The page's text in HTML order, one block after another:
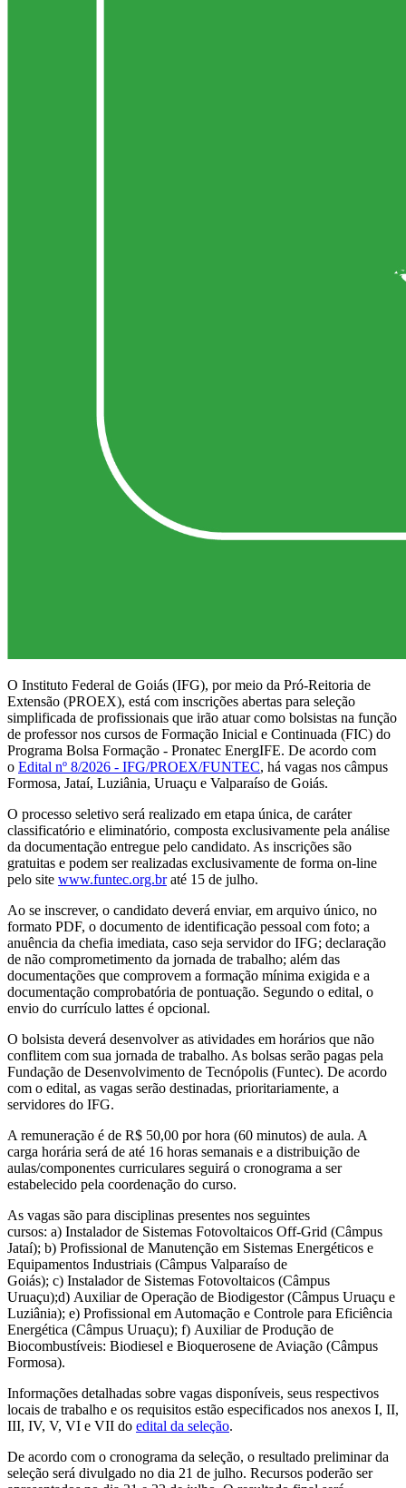
O Instituto Federal de Goiás (IFG), por meio da Pró-Reitoria de
Extensão (PROEX), está com inscrições abertas para seleção
simplificada de profissionais que irão atuar como bolsistas na função
de professor nos cursos de Formação Inicial e Continuada (FIC) do
Programa Bolsa Formação - Pronatec EnergIFE. De acordo com
o Edital nº 8/2026 - IFG/PROEX/FUNTEC, há vagas nos câmpus
Formosa, Jataí, Luziânia, Uruaçu e Valparaíso de Goiás.
O processo seletivo será realizado em etapa única, de caráter
classificatório e eliminatório, composta exclusivamente pela análise
da documentação entregue pelo candidato. As inscrições são
gratuitas e podem ser realizadas exclusivamente de forma on-line
pelo site www.funtec.org.braté 15 de julho.
Ao se inscrever, o candidato deverá enviar, em arquivo único, no
formato PDF, o documento de identificação pessoal com foto; a
anuência da chefia imediata, caso seja servidor do IFG; declaração
de não comprometimento da jornada de trabalho; além das
documentações que comprovem a formação mínima exigida e a
documentação comprobatória de pontuação. Segundo o edital, o
envio do currículo lattes é opcional.
O bolsista deverá desenvolver as atividades em horários que não
conflitem com sua jornada de trabalho. As bolsas serão pagas pela
Fundação de Desenvolvimento de Tecnópolis (Funtec). De acordo
com o edital, as vagas serão destinadas, prioritariamente, a
servidores do IFG.
A remuneração é de R$ 50,00 por hora (60 minutos) de aula. A
carga horária será de até 16 horas semanais e a distribuição de
aulas/componentes curriculares seguirá o cronograma a ser
estabelecido pela coordenação do curso.
As vagas são para disciplinas presentes nos seguintes
cursos: a) Instalador de Sistemas Fotovoltaicos Off-Grid (Câmpus
Jataí); b) Profissional de Manutenção em Sistemas Energéticos e
Equipamentos Industriais (Câmpus Valparaíso de
Goiás); c) Instalador de Sistemas Fotovoltaicos (Câmpus
Uruaçu);d) Auxiliar de Operação de Biodigestor (Câmpus Uruaçu e
Luziânia); e) Profissional em Automação e Controle para Eficiência
Energética (Câmpus Uruaçu); f) Auxiliar de Produção de
Biocombustíveis: Biodiesel e Bioquerosene de Aviação (Câmpus
Formosa).
Informações detalhadas sobre vagas disponíveis, seus respectivos
locais de trabalho e os requisitos estão especificados nos anexos I, II,
III, IV, V, VI e VII do edital da seleção.
De acordo com o cronograma da seleção, o resultado preliminar da
seleção será divulgado no dia 21 de julho. Recursos poderão ser